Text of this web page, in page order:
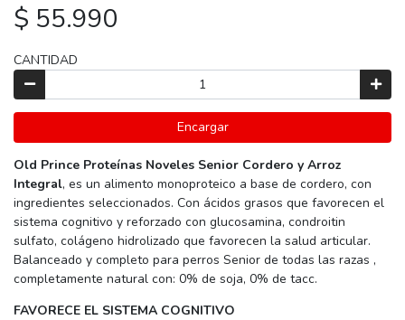
$ 55.990
CANTIDAD
Encargar
Old Prince Proteínas Noveles Senior Cordero y Arroz
Integral, es un alimento monoproteico a base de cordero, con
ingredientes seleccionados. Con ácidos grasos que favorecen el
sistema cognitivo y reforzado con glucosamina, condroitin
sulfato, colágeno hidrolizado que favorecen la salud articular.
Balanceado y completo para perros Senior de todas las razas ,
completamente natural con: 0% de soja, 0% de tacc.
FAVORECE EL SISTEMA COGNITIVO